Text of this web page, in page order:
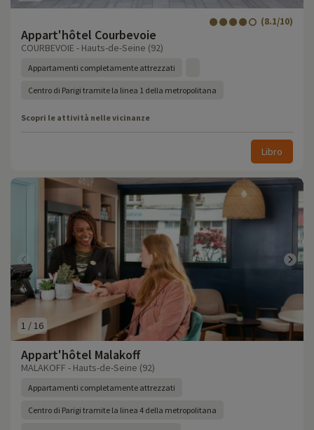
Appart'hôtel Courbevoie
(8.1/10)
COURBEVOIE - Hauts-de-Seine (92)
Appartamenti completamente attrezzati
Centro di Parigi tramite la linea 1 della metropolitana
Scopri le attività nelle vicinanze
Libro
1 /16
Appart'hôtel Malakoff
MALAKOFF - Hauts-de-Seine (92)
Appartamenti completamente attrezzati
Centro di Parigi tramite la linea 4 della metropolitana